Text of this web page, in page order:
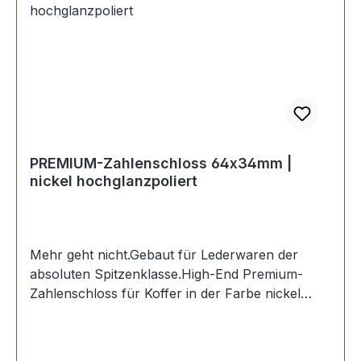
Unterteil.6 Stück Nietstifte vergoldet 24 kt.1
PREMIUM-Zahlenschloss 64x34mm |
nickel hochglanzpoliert
Mehr geht nicht.Gebaut für Lederwaren der
absoluten Spitzenklasse.High-End Premium-
Zahlenschloss für Koffer in der Farbe nickel